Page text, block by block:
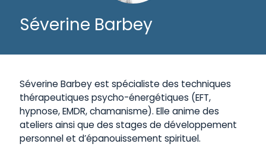
Séverine Barbey
Séverine Barbey est spécialiste des techniques
thérapeutiques psycho-énergétiques (EFT,
hypnose, EMDR, chamanisme). Elle anime des
ateliers ainsi que des stages de développement
personnel et d’épanouissement spirituel.